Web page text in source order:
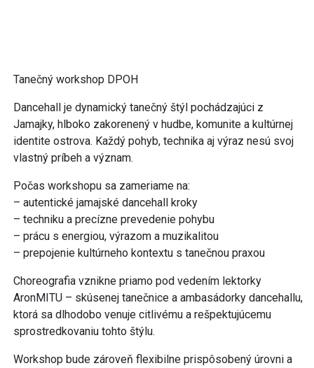
Tanečný workshop DPOH
Dancehall je dynamický tanečný štýl pochádzajúci z
Jamajky, hlboko zakorenený v hudbe, komunite a kultúrnej
identite ostrova. Každý pohyb, technika aj výraz nesú svoj
vlastný príbeh a význam.
Počas workshopu sa zameriame na:
– autentické jamajské dancehall kroky
– techniku a precízne prevedenie pohybu
– prácu s energiou, výrazom a muzikalitou
– prepojenie kultúrneho kontextu s tanečnou praxou
Choreografia vznikne priamo pod vedením lektorky
AronMITU – skúsenej tanečnice a ambasádorky dancehallu,
ktorá sa dlhodobo venuje citlivému a rešpektujúcemu
sprostredkovaniu tohto štýlu.
Workshop bude zároveň flexibilne prispôsobený úrovni a